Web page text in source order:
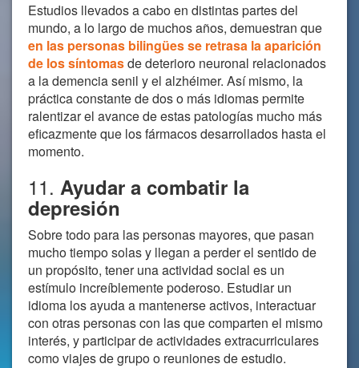
Estudios llevados a cabo en distintas partes del
mundo, a lo largo de muchos años, demuestran que
en las personas bilingües se retrasa la aparición
de los síntomasde deterioro neuronal relacionados
a la demencia senil y el alzhéimer. Así mismo, la
práctica constante de dos o más idiomas permite
ralentizar el avance de estas patologías mucho más
eficazmente que los fármacos desarrollados hasta el
momento.
11. Ayudar a combatir la
depresión
Sobre todo para las personas mayores, que pasan
mucho tiempo solas y llegan a perder el sentido de
un propósito, tener una actividad social es un
estímulo increíblemente poderoso. Estudiar un
idioma los ayuda a mantenerse activos, interactuar
con otras personas con las que comparten el mismo
interés, y participar de actividades extracurriculares
como viajes de grupo o reuniones de estudio.